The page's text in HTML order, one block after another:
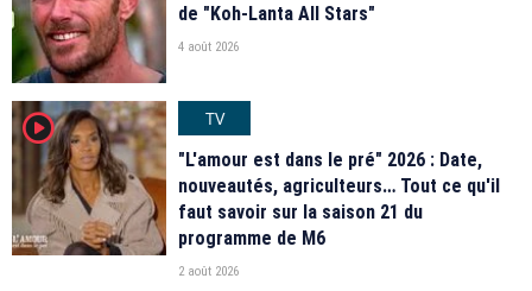
de "Koh-Lanta All Stars"
4 août 2026
player2
TV
"L'amour est dans le pré" 2026 : Date,
nouveautés, agriculteurs… Tout ce qu'il
faut savoir sur la saison 21 du
programme de M6
2 août 2026